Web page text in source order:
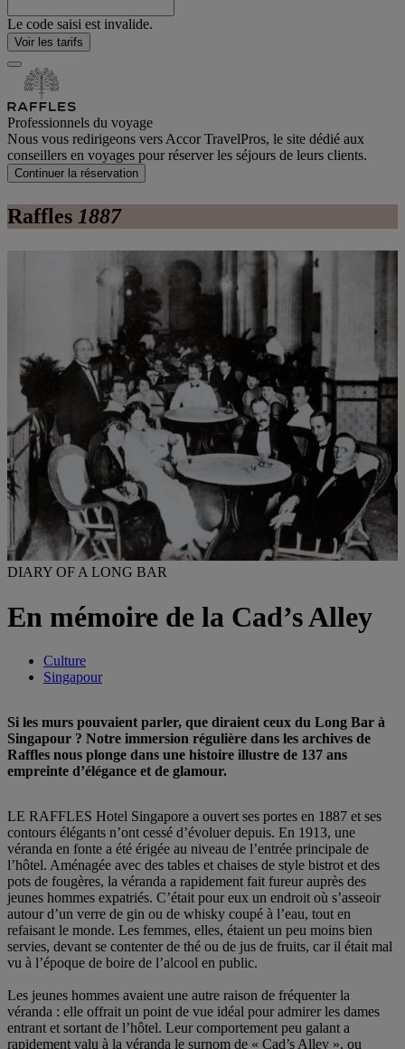
Le code saisi est invalide.
Voir les tarifs
Professionnels du voyage
Nous vous redirigeons vers Accor TravelPros, le site dédié aux
conseillers en voyages pour réserver les séjours de leurs clients.
Continuer la réservation
Raffles 1887
DIARY OF A LONG BAR
En mémoire de la Cad’s Alley
Culture
Singapour
Si les murs pouvaient parler, que diraient ceux du Long Bar à
Singapour ? Notre immersion régulière dans les archives de
Raffles nous plonge dans une histoire illustre de 137 ans
empreinte d’élégance et de glamour.
LE RAFFLES Hotel Singapore a ouvert ses portes en 1887 et ses
contours élégants n’ont cessé d’évoluer depuis. En 1913, une
véranda en fonte a été érigée au niveau de l’entrée principale de
l’hôtel. Aménagée avec des tables et chaises de style bistrot et des
pots de fougères, la véranda a rapidement fait fureur auprès des
jeunes hommes expatriés. C’était pour eux un endroit où s’asseoir
autour d’un verre de gin ou de whisky coupé à l’eau, tout en
refaisant le monde. Les femmes, elles, étaient un peu moins bien
servies, devant se contenter de thé ou de jus de fruits, car il était mal
vu à l’époque de boire de l’alcool en public.
Les jeunes hommes avaient une autre raison de fréquenter la
véranda : elle offrait un point de vue idéal pour admirer les dames
entrant et sortant de l’hôtel. Leur comportement peu galant a
rapidement valu à la véranda le surnom de « Cad’s Alley », ou